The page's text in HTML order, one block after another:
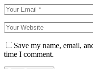
Save my name, email,
time I comment.